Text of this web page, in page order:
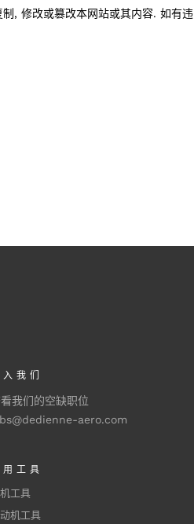
, 修改或篡改本网站或其内容. 如有违
入我们
我们的空缺职位
aero.com
用工具
工具
机工具